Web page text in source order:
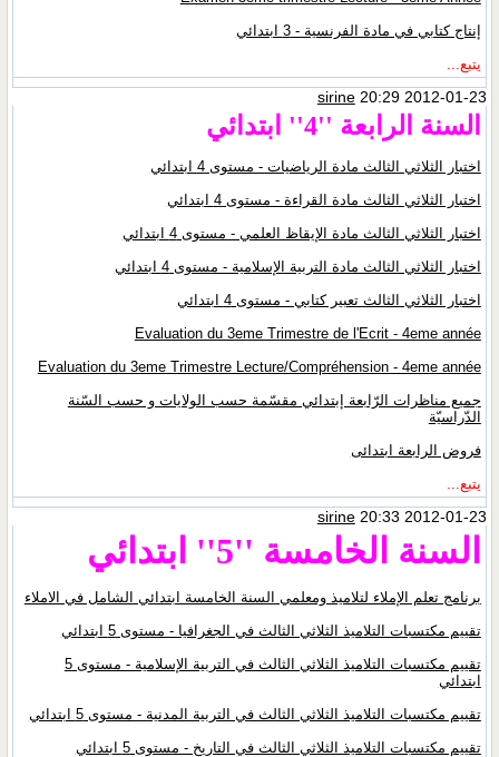
إنتاج كتابي في مادة الفرنسية - 3 ابتدائي
يتبع...
sirine20:29 2012-01-23
السنة الرابعة ''4'' ابتدائي
اختبار الثلاثي الثالث مادة الرياضيات - مستوى 4 ابتدائي
اختبار الثلاثي الثالث مادة القراءة - مستوى 4 ابتدائي
اختبار الثلاثي الثالث مادة الإيقاظ العلمي - مستوى 4 ابتدائي
اختبار الثلاثي الثالث مادة التربية الإسلامية - مستوى 4 ابتدائي
اختبار الثلاثي الثالث تعبير كتابي - مستوى 4 ابتدائي
Evaluation du 3eme Trimestre de l'Ecrit - 4eme année
Evaluation du 3eme Trimestre Lecture/Compréhension - 4eme année
جميع مناظرات الرّابعة إبتدائي مقسّمة حسب الولايات و حسب السّنة
الدّراسيّة
فروض الرابعة ابتدائى
يتبع...
sirine20:33 2012-01-23
السنة الخامسة ''5'' ابتدائي
برنامج تعلم الإملاء لتلاميذ ومعلمي السنة الخامسة ابتدائي الشامل في الاملاء
تقييم مكتسبات التلاميذ الثلاثي الثالث في الجغرافيا - مستوى 5 ابتدائي
تقييم مكتسبات التلاميذ الثلاثي الثالث في التربية الإسلامية - مستوى 5
ابتدائي
تقييم مكتسبات التلاميذ الثلاثي الثالث في التربية المدنية - مستوى 5 ابتدائي
تقييم مكتسبات التلاميذ الثلاثي الثالث في التاريخ - مستوى 5 ابتدائي